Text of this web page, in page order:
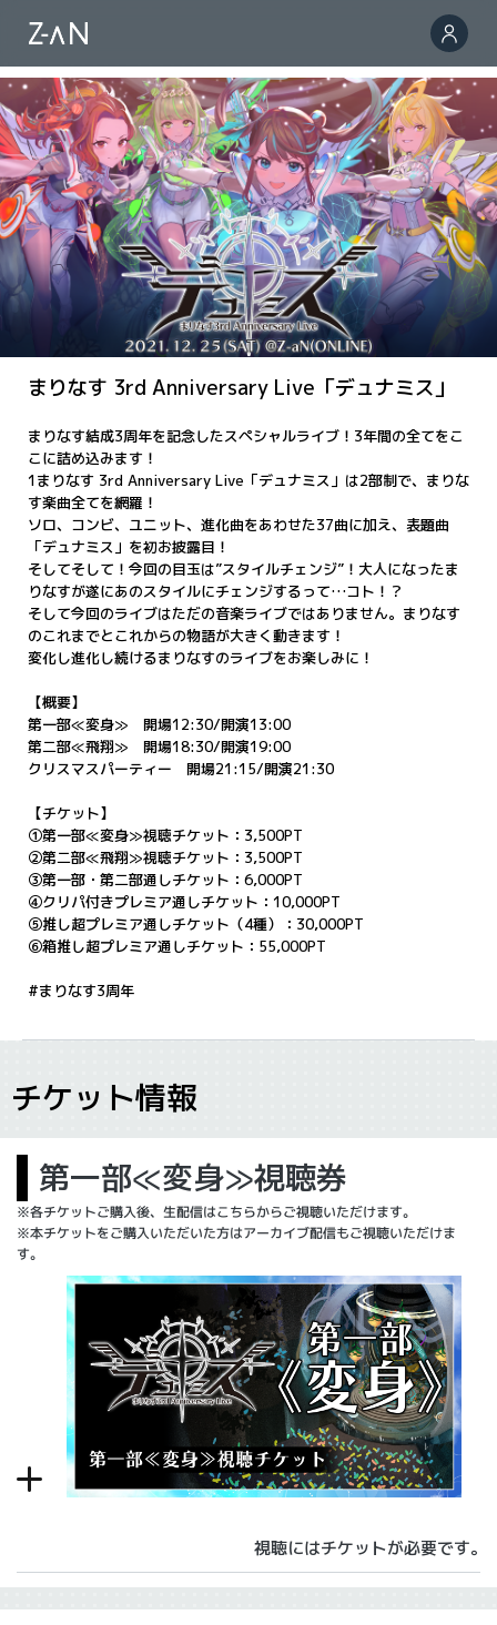
まりなす 3rd Anniversary Live「デュナミス」
まりなす結成3周年を記念したスペシャルライブ！3年間の全てをこ
こに詰め込みます！
1まりなす 3rd Anniversary Live「デュナミス」は2部制で、まりな
す楽曲全てを網羅！
ソロ、コンビ、ユニット、進化曲をあわせた37曲に加え、表題曲
「デュナミス」を初お披露目！
そしてそして！今回の目玉は”スタイルチェンジ”！大人になったま
りなすが遂にあのスタイルにチェンジするって…コト！？
そして今回のライブはただの音楽ライブではありません。まりなす
のこれまでとこれからの物語が大きく動きます！
変化し進化し続けるまりなすのライブをお楽しみに！
【概要】
第一部≪変身≫ 開場12:30/開演13:00
第二部≪飛翔≫ 開場18:30/開演19:00
クリスマスパーティー 開場21:15/開演21:30
【チケット】
①第一部≪変身≫視聴チケット：3,500PT
②第二部≪飛翔≫視聴チケット：3,500PT
③第一部・第二部通しチケット：6,000PT
④クリパ付きプレミア通しチケット：10,000PT
⑤推し超プレミア通しチケット（4種）：30,000PT
⑥箱推し超プレミア通しチケット：55,000PT
#まりなす3周年
チケット情報
第一部≪変身≫視聴券
※各チケットご購入後、生配信はこちらからご視聴いただけます。
※本チケットをご購入いただいた方はアーカイブ配信もご視聴いただけま
す。
視聴にはチケットが必要です。